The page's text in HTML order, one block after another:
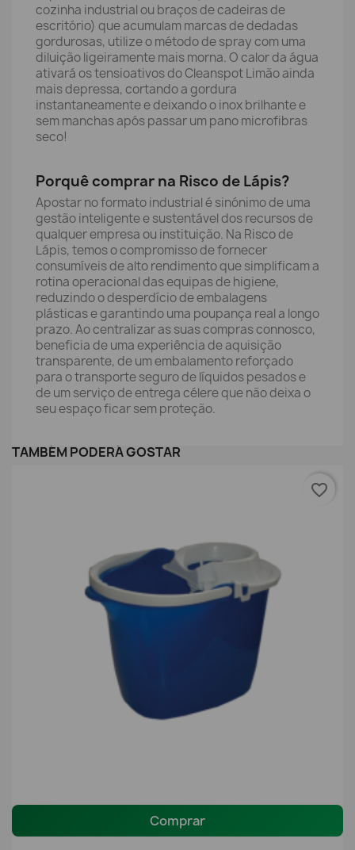
cozinha industrial ou braços de cadeiras de
escritório) que acumulam marcas de dedadas
gordurosas, utilize o método de spray com uma
diluição ligeiramente mais morna. O calor da água
ativará os tensioativos do Cleanspot Limão ainda
mais depressa, cortando a gordura
instantaneamente e deixando o inox brilhante e
sem manchas após passar um pano microfibras
seco!
Porquê comprar na Risco de Lápis?
Apostar no formato industrial é sinónimo de uma
gestão inteligente e sustentável dos recursos de
qualquer empresa ou instituição. Na Risco de
Lápis, temos o compromisso de fornecer
consumíveis de alto rendimento que simplificam a
rotina operacional das equipas de higiene,
reduzindo o desperdício de embalagens
plásticas e garantindo uma poupança real a longo
prazo. Ao centralizar as suas compras connosco,
beneficia de uma experiência de aquisição
transparente, de um embalamento reforçado
para o transporte seguro de líquidos pesados e
de um serviço de entrega célere que não deixa o
seu espaço ficar sem proteção.
TAMBÉM PODERÁ GOSTAR
Comprar
favorite_border